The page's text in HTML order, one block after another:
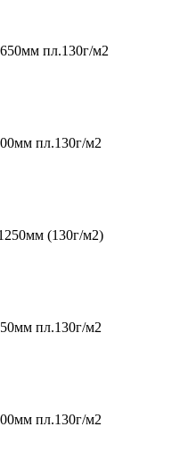
пл.130г/м2
пл.130г/м2
(130г/м2)
пл.130г/м2
пл.130г/м2